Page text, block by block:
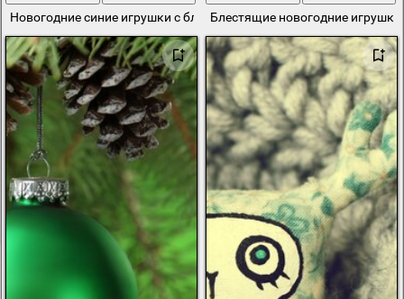
Новогодние синие игрушки с блесткамиБлестящие новогодние